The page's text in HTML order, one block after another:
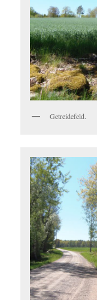
Getreidefeld.